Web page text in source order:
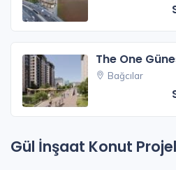
The One
Bağcılar
Gül İnşaat Konut